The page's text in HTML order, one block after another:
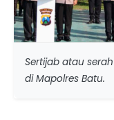
Sertijab atau
di Mapolres Batu.